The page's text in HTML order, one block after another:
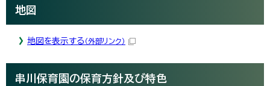
地図
地図を表示する （外部リンク）
串川保育園の保育方針及び特色